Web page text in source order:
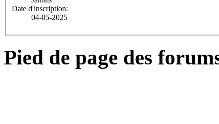
Date d'inscription:
04-05-2025
Pied de page des